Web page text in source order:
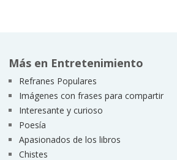
Más en Entretenimiento
Refranes Populares
Imágenes con frases para compartir
Interesante y curioso
Poesía
Apasionados de los libros
Chistes